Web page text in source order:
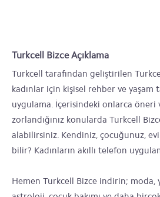
Turkcell Bizce Açıklama
Turkcell tarafından geliştirilen
kadınlar için kişisel rehber ve yaşam
uygulama. İçerisindeki onlarca öneri
zorlandığınız konularda Turkcell
alabilirsiniz. Kendiniz, çocuğunuz,
bilir? Kadınların akıllı telefon
Hemen Turkcell Bizce indirin; moda,